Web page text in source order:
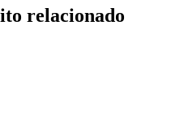
relacionado